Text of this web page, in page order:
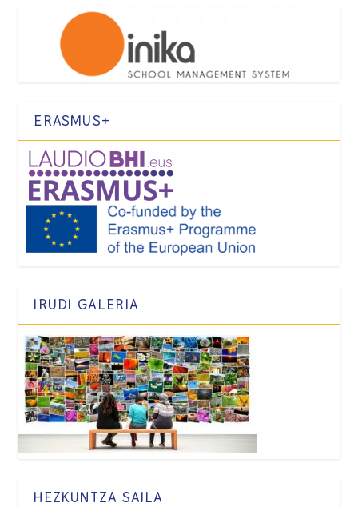
ERASMUS+
IRUDI GALERIA
HEZKUNTZA SAILA